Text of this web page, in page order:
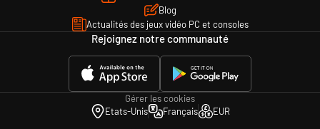
Blog
Actualités des jeux vidéo PC et consoles
Rejoignez notre communauté
Gérer les cookies
Etats-Unis
Français EUR